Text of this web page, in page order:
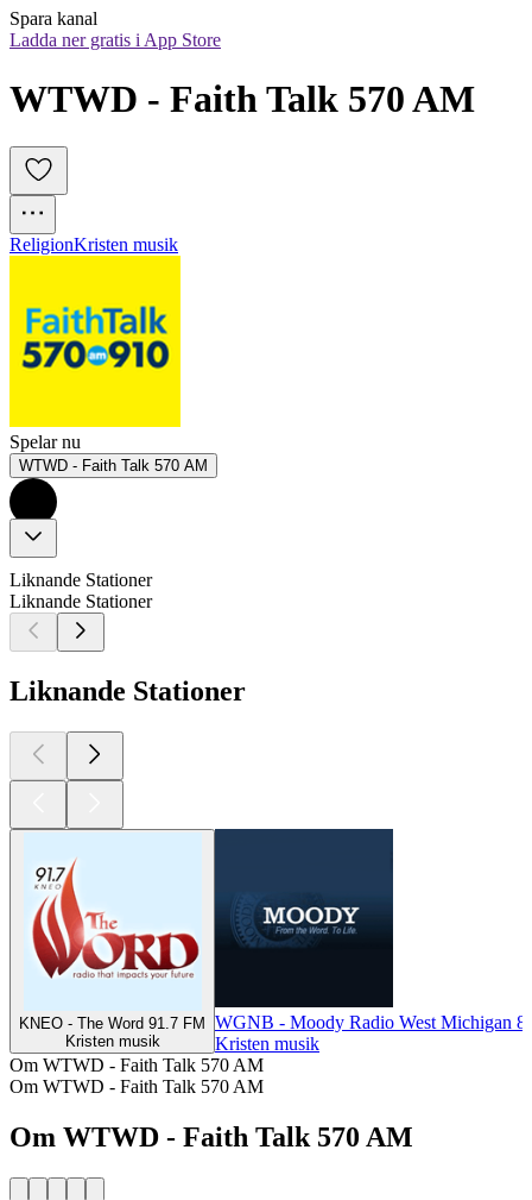
Spara kanal
Ladda ner gratis i App Store
WTWD - Faith Talk 570 AM
ReligionKristen musik
Spelar nu
WTWD - Faith Talk 570 AM
Liknande Stationer
Liknande Stationer
Liknande Stationer
KNEO - The Word 91.7 FM
Kristen musik
WGNB - Moody Radio West Michigan
Kristen musik
Om WTWD - Faith Talk 570 AM
Om WTWD - Faith Talk 570 AM
Om WTWD - Faith Talk 570 AM